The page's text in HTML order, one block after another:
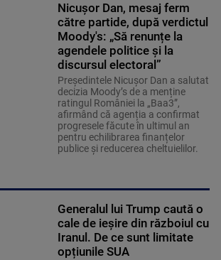
Nicușor Dan, mesaj ferm
către partide, după verdictul
Moody's: „Să renunțe la
agendele politice şi la
discursul electoral”
Președintele Nicușor Dan a salutat
decizia Moody’s de a menține
ratingul României la „Baa3”,
afirmând că agenția a confirmat
progresele făcute în ultimul an
pentru echilibrarea finanțelor
publice și reducerea cheltuielilor.
Generalul lui Trump caută o
cale de ieșire din războiul cu
Iranul. De ce sunt limitate
opțiunile SUA